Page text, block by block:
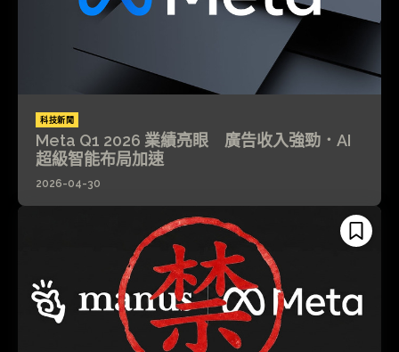
科技新聞
Meta Q1 2026 業績亮眼 廣告收入強勁．AI
超級智能布局加速
2026-04-30